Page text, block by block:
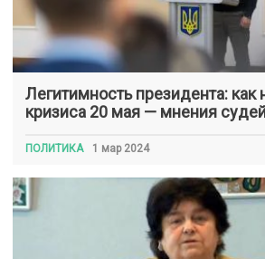
Легитимность президента: как
кризиса 20 мая — мнения
ПОЛИТИКА 1 мар 2024